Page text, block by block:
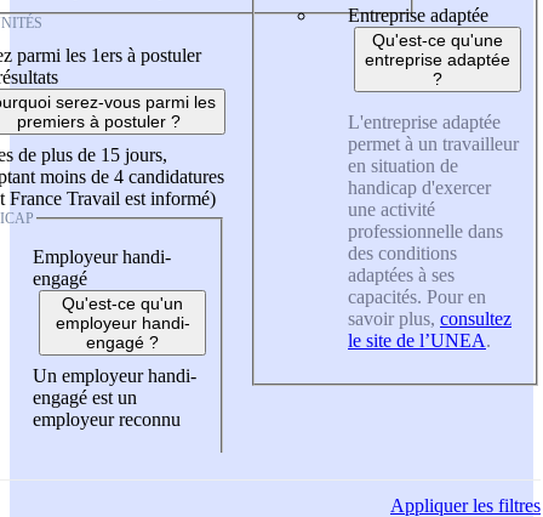
parmi les 1ers à postuler
serez-vous parmi les
premiers à postuler ?
de plus de 15 jours,
moins de 4 candidatures
France Travail est informé)
Employeur handi-
engagé
Qu'est-ce qu'un
employeur handi-
engagé ?
Un employeur handi-
engagé est un
employeur reconnu
Entreprise adaptée
Qu'est-ce qu'une
entreprise adaptée
?
L'entreprise adaptée
permet à un travailleur
en situation de
handicap d'exercer
une activité
professionnelle dans
des conditions
adaptées à ses
capacités. Pour en
savoir plus, consultez
le site de l’UNEA.
Appliquerles filtres